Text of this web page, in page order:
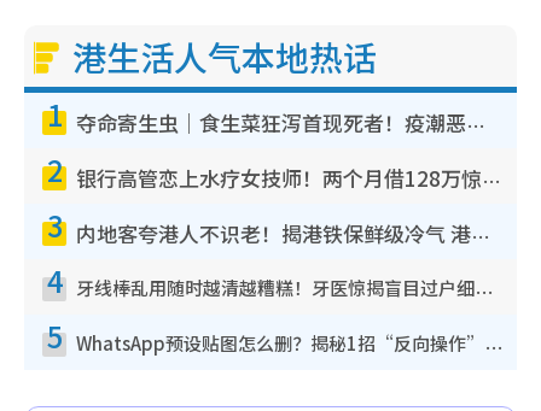
港生活人气本地热话
1 夺命寄生虫｜食生菜狂泻首现死者！疫潮恶化录1.8万宗病例 揭洗菜3大谬误
2 银行高管恋上水疗女技师！两个月借128万惊觉“沉船”沉落火海 揭背后疑似邪教操控卖淫
3 内地客夸港人不识老！揭港铁保鲜级冷气 港人求放过：别投诉
4 牙线棒乱用随时越清越糟糕！牙医惊揭盲目过户细菌恐致蛀牙：这种才是日常真保养
5 WhatsApp预设贴图怎么删？揭秘1招“反向操作”还原简洁界面 附3步实测教程